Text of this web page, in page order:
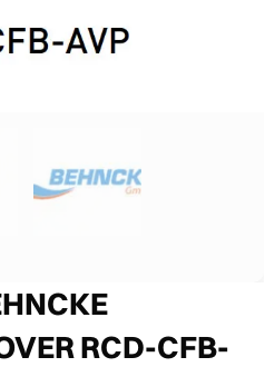
RCD-CFB-